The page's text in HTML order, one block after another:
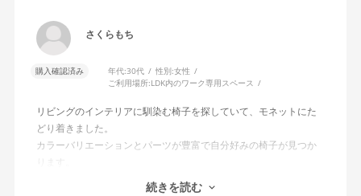
さくらもち
購入確認済み 年代:30代 性別:女性
ご利用場所:LDK内のワーク専用スペース
リビングのインテリアに馴染む椅子を探していて、モネットにた
どり着きました。
カラーバリエーションとパーツが豊富で自分好みの椅子が見つか
オフィスチェアにしては比較的コンパクトで家に置くのに最適で
続きを読む